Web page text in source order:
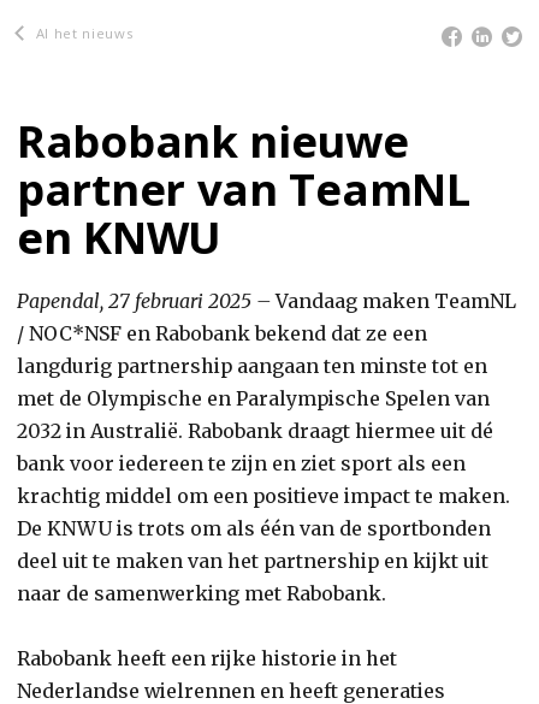
Al het nieuws
Rabobank nieuwe
partner van TeamNL
en KNWU
Papendal, 27 februari 2025 –Vandaag maken TeamNL
/ NOC*NSF en Rabobank bekend dat ze een
langdurig partnership aangaan ten minste tot en
met de Olympische en Paralympische Spelen van
2032 in Australië. Rabobank draagt hiermee uit dé
bank voor iedereen te zijn en ziet sport als een
krachtig middel om een positieve impact te maken.
De KNWU is trots om als één van de sportbonden
deel uit te maken van het partnership en kijkt uit
naar de samenwerking met Rabobank.
Rabobank heeft een rijke historie in het
Nederlandse wielrennen en heeft generaties